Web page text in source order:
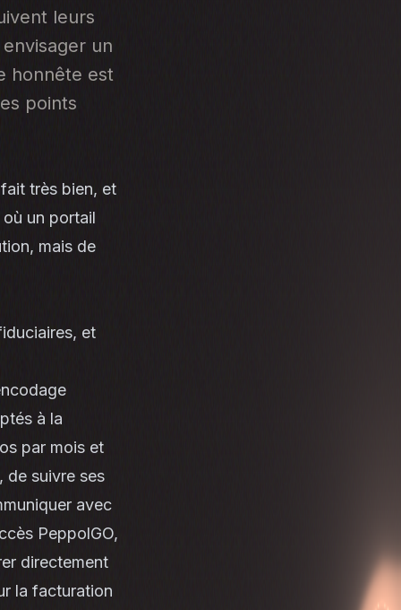
leurs
un
honnête est
points
très bien, et
un portail
mais de
et
à la
par mois et
de suivre ses
avec
PeppolGO,
directement
la facturation